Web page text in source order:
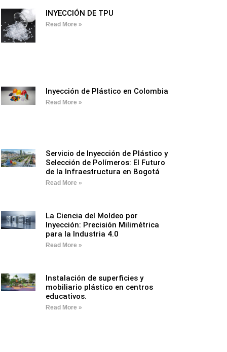
INYECCIÓN DE TPU
Read More »
Inyección de Plástico en Colombia
Read More »
Servicio de Inyección de Plástico y
Selección de Polímeros: El Futuro
de la Infraestructura en Bogotá
Read More »
La Ciencia del Moldeo por
Inyección: Precisión Milimétrica
para la Industria 4.0
Read More »
Instalación de superficies y
mobiliario plástico en centros
educativos.
Read More »